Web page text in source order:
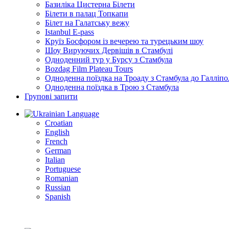
Базиліка Цистерна Білети
Білети в палац Топкапи
Білет на Галатську вежу
Istanbul E-pass
Круїз Босфором із вечерею та турецьким шоу
Шоу Вируючих Дервішів в Стамбулі
Одноденний тур у Бурсу з Стамбула
Bozdag Film Plateau Tours
Одноденна поїздка на Троаду з Стамбула до
Одноденна поїздка в Трою з Стамбула
Групові запити
Language
Croatian
English
French
German
Italian
Portuguese
Romanian
Russian
Spanish